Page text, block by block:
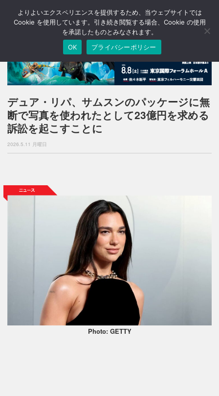
T
o
n
a
v
i
g
a
n
デュア・リパ、サムスンのパッケージに無
断で写真を使われたとして23億円を求める
訴訟を起こすことに
2026.5.11 月曜日
Photo: GETTY
よりよいエクスペリエンスを提供するため、当ウェブサイトでは
Cookie を使用しています。引き続き閲覧する場合、Cookie の使用
を承諾したものとみなされます。
OK
プライバシーポリシー